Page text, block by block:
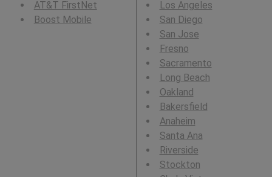
AT&T FirstNet
Boost Mobile
Los Angeles
San Diego
San Jose
Fresno
Sacramento
Long Beach
Oakland
Bakersfield
Anaheim
Santa Ana
Riverside
Stockton